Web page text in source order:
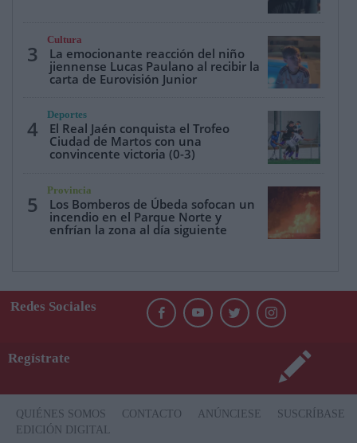
3
Cultura
La emocionante reacción del niño
jiennense Lucas Paulano al recibir la
carta de Eurovisión Junior
4
Deportes
El Real Jaén conquista el Trofeo
Ciudad de Martos con una
convincente victoria (0-3)
5
Provincia
Los Bomberos de Úbeda sofocan un
incendio en el Parque Norte y
enfrían la zona al día siguiente
Redes Sociales
Regístrate
QUIÉNES SOMOS CONTACTO ANÚNCIESE
SUSCRÍBASE
EDICIÓN DIGITAL